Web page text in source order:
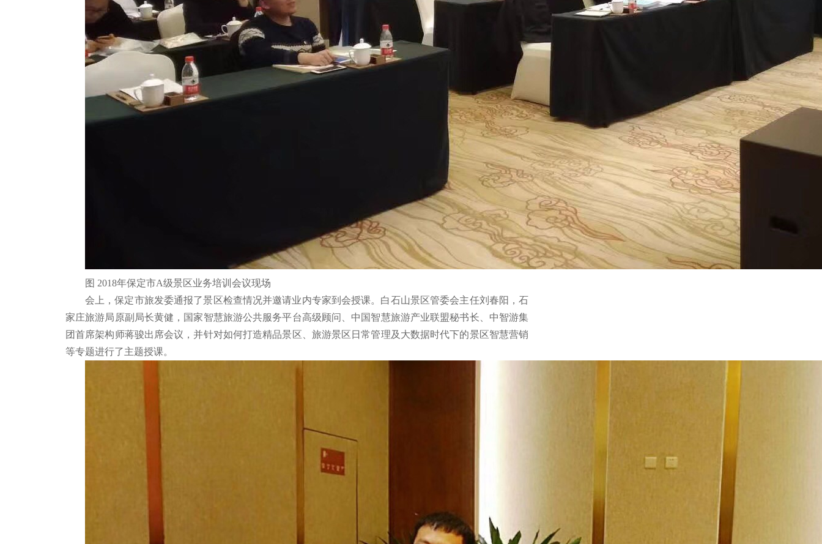
图 2018年保定市A级景区业务培训会议现场
会上，保定市旅发委通报了景区检查情况并邀请业内专家到会授课。白石山景区管委会主任刘春阳，石
家庄旅游局原副局长黄健，国家智慧旅游公共服务平台高级顾问、中国智慧旅游产业联盟秘书长、中智游集
团首席架构师蒋骏出席会议，并针对如何打造精品景区、旅游景区日常管理及大数据时代下的景区智慧营销
等专题进行了主题授课。